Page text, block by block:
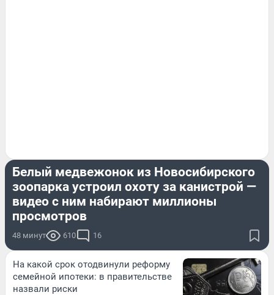
Белый медвежонок из Новосибирского
зоопарка устроил охоту за канистрой —
видео с ним набирают миллионы
просмотров
48 минут 610 16
На какой срок отодвинули реформу
семейной ипотеки: в правительстве
назвали риски